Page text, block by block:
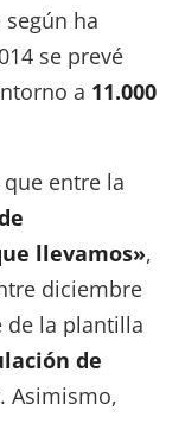
según ha
se prevé
a 11.000
entre la
llevamos»,
diciembre
de la plantilla
de
Asimismo,